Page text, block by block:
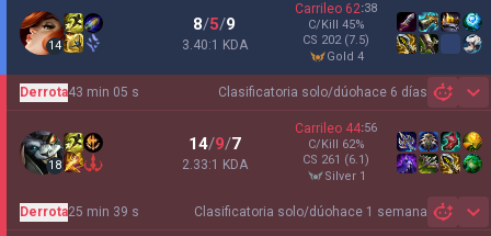
14
8/5/9
3.40:1 KDA
Carrileo 62:38
C/Kill 45%
CS 202 (7.5)
gold 4
Clasificatoria solo/dúohace 6 días
Derrota43 min 05 s
18
14/9/7
2.33:1 KDA
Carrileo 44:56
C/Kill 62%
CS 261 (6.1)
silver 1
Clasificatoria solo/dúohace 1 semana
Derrota25 min 39 s